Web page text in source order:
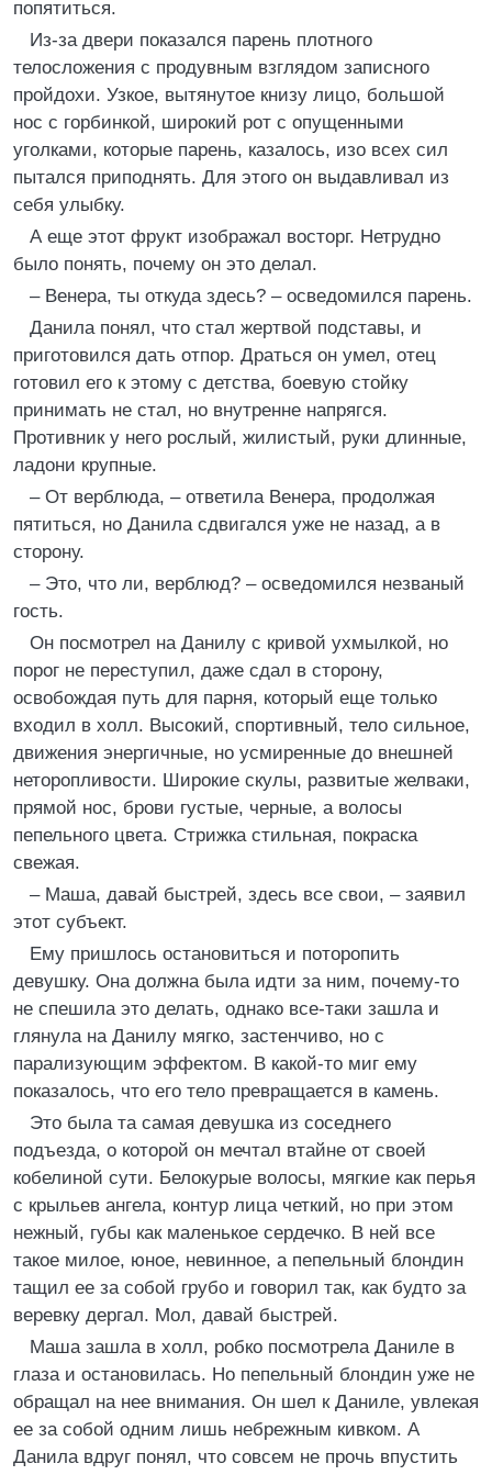
попятиться.
Из-за двери показался парень плотного
телосложения с продувным взглядом записного
пройдохи. Узкое, вытянутое книзу лицо, большой
нос с горбинкой, широкий рот с опущенными
уголками, которые парень, казалось, изо всех сил
пытался приподнять. Для этого он выдавливал из
себя улыбку.
А еще этот фрукт изображал восторг. Нетрудно
было понять, почему он это делал.
– Венера, ты откуда здесь? – осведомился парень.
Данила понял, что стал жертвой подставы, и
приготовился дать отпор. Драться он умел, отец
готовил его к этому с детства, боевую стойку
принимать не стал, но внутренне напрягся.
Противник у него рослый, жилистый, руки длинные,
ладони крупные.
– От верблюда, – ответила Венера, продолжая
пятиться, но Данила сдвигался уже не назад, а в
сторону.
– Это, что ли, верблюд? – осведомился незваный
гость.
Он посмотрел на Данилу с кривой ухмылкой, но
порог не переступил, даже сдал в сторону,
освобождая путь для парня, который еще только
входил в холл. Высокий, спортивный, тело сильное,
движения энергичные, но усмиренные до внешней
неторопливости. Широкие скулы, развитые желваки,
прямой нос, брови густые, черные, а волосы
пепельного цвета. Стрижка стильная, покраска
свежая.
– Маша, давай быстрей, здесь все свои, – заявил
этот субъект.
Ему пришлось остановиться и поторопить
девушку. Она должна была идти за ним, почему-то
не спешила это делать, однако все-таки зашла и
глянула на Данилу мягко, застенчиво, но с
парализующим эффектом. В какой-то миг ему
показалось, что его тело превращается в камень.
Это была та самая девушка из соседнего
подъезда, о которой он мечтал втайне от своей
кобелиной сути. Белокурые волосы, мягкие как перья
с крыльев ангела, контур лица четкий, но при этом
нежный, губы как маленькое сердечко. В ней все
такое милое, юное, невинное, а пепельный блондин
тащил ее за собой грубо и говорил так, как будто за
веревку дергал. Мол, давай быстрей.
Маша зашла в холл, робко посмотрела Даниле в
глаза и остановилась. Но пепельный блондин уже не
обращал на нее внимания. Он шел к Даниле, увлекая
ее за собой одним лишь небрежным кивком. А
Данила вдруг понял, что совсем не прочь впустить